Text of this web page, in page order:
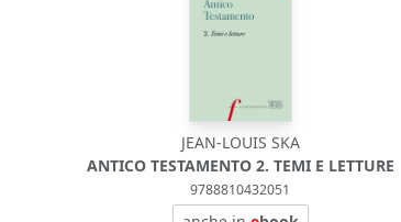
JEAN-LOUIS SKA
ANTICO TESTAMENTO 2. TEMI E LETTURE
9788810432051